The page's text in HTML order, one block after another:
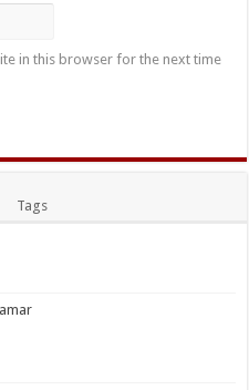
in this browser for the next time
Tags